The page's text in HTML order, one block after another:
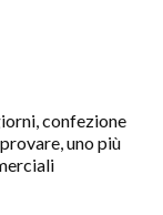
confezione
uno più